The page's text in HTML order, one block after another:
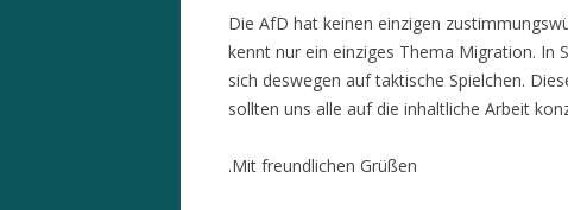
Die AfD hat keinen einzigen
kennt nur ein einziges Thema Migration. In
sich deswegen auf taktische Spielchen.
sollten uns alle auf die inhaltliche Arbeit
.Mit freundlichen Grüßen